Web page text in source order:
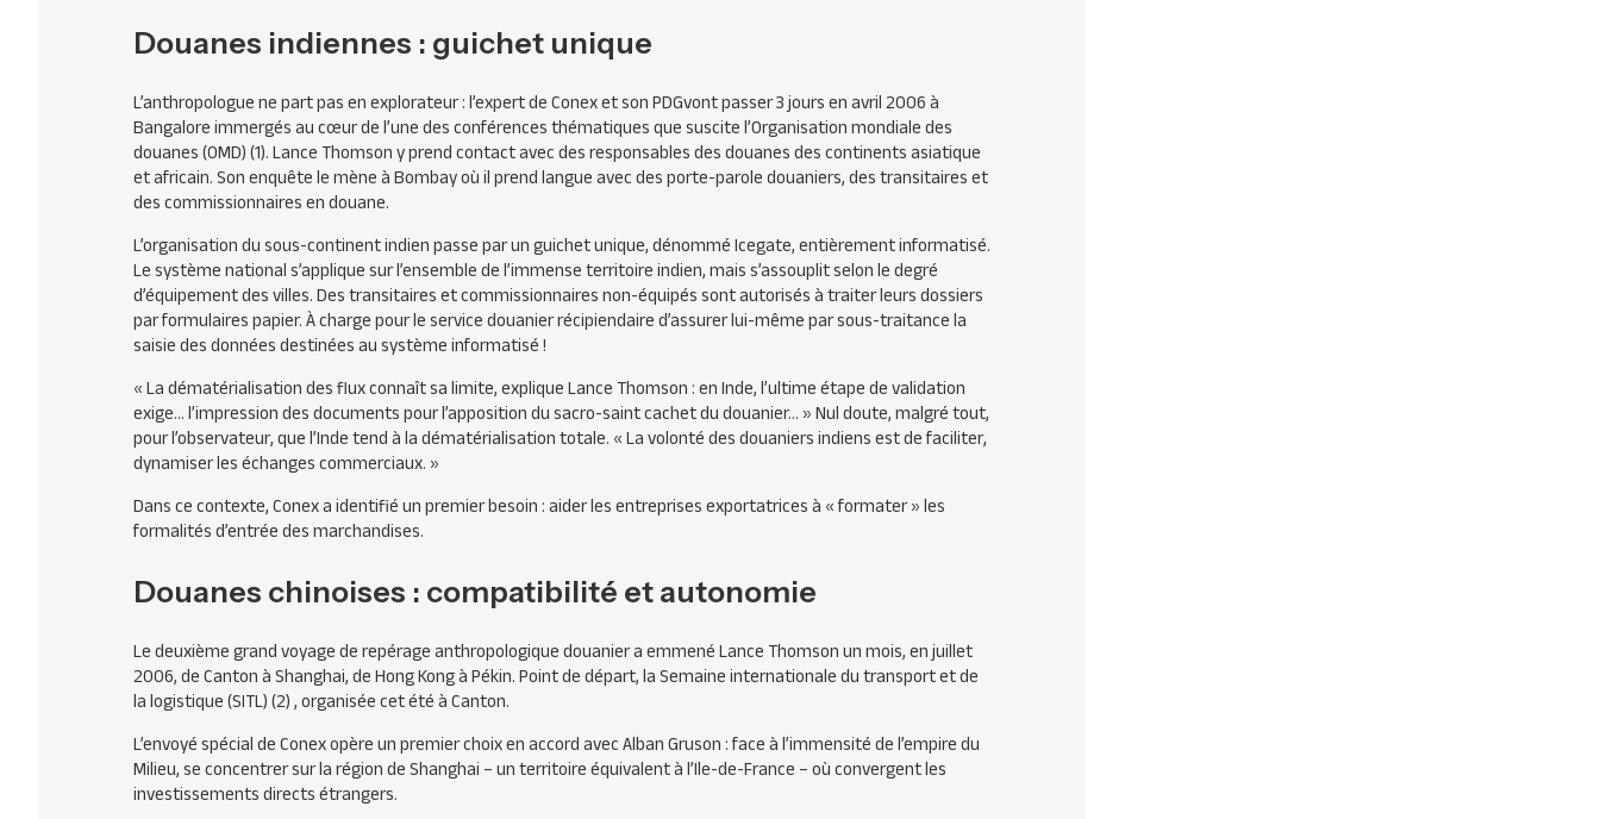
Douanes indiennes : guichet unique
L’anthropologue ne part pas en explorateur : l’expert de Conex et sonPDGvont passer 3 jours en avril 2006 à
Bangalore immergés au cœur de l’une des conférences thématiques que suscite l’Organisation mondiale des
douanes (OMD) (1). Lance Thomson y prend contact avec des responsables des douanes des continents asiatique
et africain. Son enquête le mène à Bombay où il prend langue avec des porte-parole douaniers, des transitaires et
des commissionnaires en douane.
L’organisation du sous-continent indien passe par un guichet unique, dénommé Icegate, entièrement informatisé.
Le système national s’applique sur l’ensemble de l’immense territoire indien, mais s’assouplit selon le degré
d’équipement des villes. Des transitaires et commissionnaires non-équipés sont autorisés à traiter leurs dossiers
par formulaires papier. À charge pour le service douanier récipiendaire d’assurer lui-même par sous-traitance la
saisie des données destinées au système informatisé !
« La dématérialisation des flux connaît sa limite, explique Lance Thomson : en Inde, l’ultime étape de validation
exige… l’impression des documents pour l’apposition du sacro-saint cachet du douanier… »Nul doute, malgré tout,
pour l’observateur, que l’Inde tend à la dématérialisation totale.« La volonté des douaniers indiens est de faciliter,
dynamiser les échanges commerciaux. »
Dans ce contexte, Conex a identifié un premier besoin : aider les entreprises exportatrices à « formater » les
formalités d’entrée des marchandises.
Douanes chinoises : compatibilité et autonomie
Le deuxième grand voyage de repérage anthropologique douanier a emmené Lance Thomson un mois, en juillet
2006, de Canton à Shanghai, de Hong Kong à Pékin. Point de départ, la Semaine internationale du transport et de
la logistique (SITL) (2) , organisée cet été à Canton.
L’envoyé spécial de Conex opère un premier choix en accord avec Alban Gruson : face à l’immensité de l’empire du
Milieu, se concentrer sur la région de Shanghai – un territoire équivalent à l’Ile-de-France – où convergent les
investissements directs étrangers.